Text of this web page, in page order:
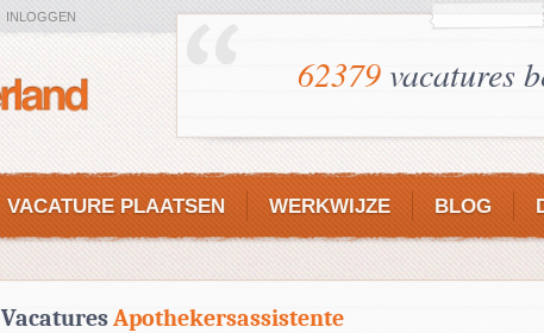
INLOGGEN
62379vacatures
VACATURE PLAATSEN WERKWIJZE BLOG
VacaturesApothekersassistente